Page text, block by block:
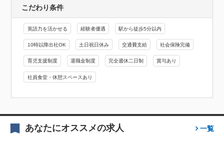
こだわり条件
英語力を活かせる 経験者優遇 駅から徒歩5分以内
10時以降出社OK 土日祝日休み 交通費支給 社会保険完備
育児支援制度 退職金制度 完全週休二日制 賞与あり
社員食堂・休憩スペースあり
あなたにオススメの求人 一覧